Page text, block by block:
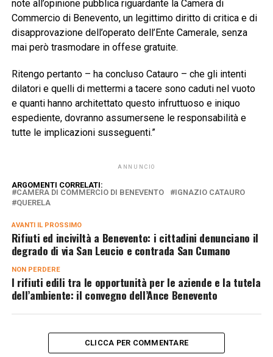
note all’opinione pubblica riguardante la Camera di
Commercio di Benevento, un legittimo diritto di critica e di
disapprovazione dell’operato dell’Ente Camerale, senza
mai però trasmodare in offese gratuite.
Ritengo pertanto – ha concluso Catauro – che gli intenti
dilatori e quelli di mettermi a tacere sono caduti nel vuoto
e quanti hanno architettato questo infruttuoso e iniquo
espediente, dovranno assumersene le responsabilità e
tutte le implicazioni susseguenti.”
ANNUNCIO
ARGOMENTI CORRELATI:
CAMERA DI COMMERCIO DI BENEVENTO
IGNAZIO CATAURO
QUERELA
AVANTI IL ​​PROSSIMO
Rifiuti ed inciviltà a Benevento: i cittadini denunciano il
degrado di via San Leucio e contrada San Cumano
NON PERDERE
I rifiuti edili tra le opportunità per le aziende e la tutela
dell’ambiente: il convegno dell’Ance Benevento
CLICCA PER COMMENTARE